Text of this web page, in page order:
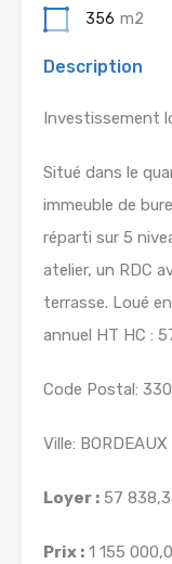
356 m2
Description
Investissement
Situé dans le
immeuble de
réparti sur 5
atelier, un RDC
terrasse. Loué
annuel HT HC :
Code Postal:
Ville: BORDEAUX
Loyer : 57
Prix : 1 155